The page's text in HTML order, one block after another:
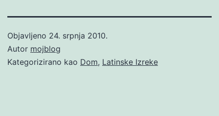
Objavljeno 24. srpnja 2010.
Autor mojblog
Kategorizirano kao Dom, Latinske Izreke